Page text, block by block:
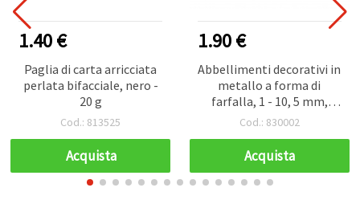
1.40 €
Paglia di carta arricciata
perlata bifacciale, nero -
20 g
Cod.: 813525
Acquista
1.90 €
Abbellimenti decorativi in
metallo a forma di
farfalla, 1 - 10, 5 mm,
colore argento, motivi
organizer - 10 pz
Cod.: 830002
Acquista